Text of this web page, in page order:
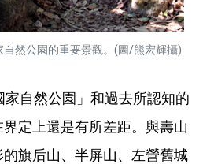
然公園的重要景觀。(圖/熊宏輝攝)
自然公園」和過去所認知的
界定上還是有所差距。與壽山
旗后山、半屏山、左營舊城